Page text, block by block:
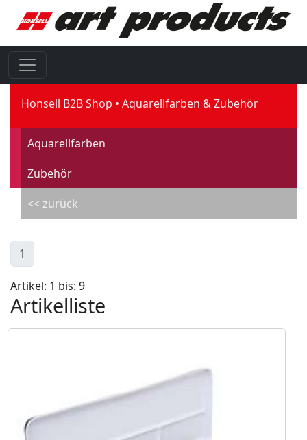
Honsell B2B Shop Aquarellfarben & Zubehör
Aquarellfarben
Zubehör
<< zurück
1
Artikel: 1 bis: 9
Artikelliste